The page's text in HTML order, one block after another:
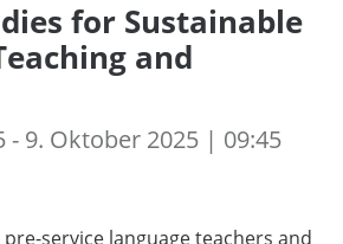
for Sustainable
and
- 9. Oktober 2025 | 09:45
service language teachers and